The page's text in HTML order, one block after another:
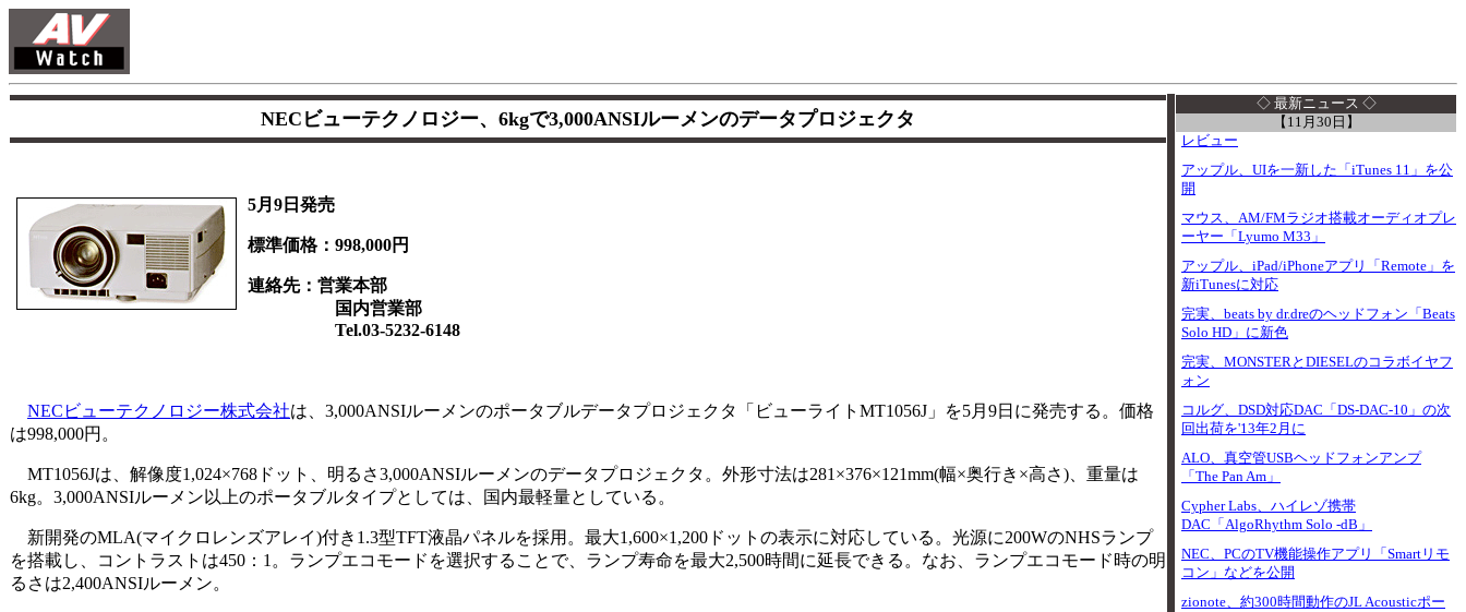
NECビューテクノロジー、6kgで3,000ANSIルーメンのデータプロジェクタ
5月9日発売
標準価格：998,000円
連絡先：営業本部
国内営業部
Tel.03-5232-6148
NECビューテクノロジー株式会社は、3,000ANSIルーメンのポータブルデータプロジェクタ「ビューライトMT1056J」を5月9日に発売する。価格
は998,000円。
MT1056Jは、解像度1,024×768ドット、明るさ3,000ANSIルーメンのデータプロジェクタ。外形寸法は281×376×121mm(幅×奥行き×高さ)、重量は
6kg。3,000ANSIルーメン以上のポータブルタイプとしては、国内最軽量としている。
新開発のMLA(マイクロレンズアレイ)付き1.3型TFT液晶パネルを採用。最大1,600×1,200ドットの表示に対応している。光源に200WのNHSランプ
を搭載し、コントラストは450：1。ランプエコモードを選択することで、ランプ寿命を最大2,500時間に延長できる。なお、ランプエコモード時の明
るさは2,400ANSIルーメン。
◇ 最新ニュース ◇
【11月30日】
レビュー
アップル、UIを一新した「iTunes 11」を公
開
マウス、AM/FMラジオ搭載オーディオプレ
ーヤー「Lyumo M33」
アップル、iPad/iPhoneアプリ「Remote」を
新iTunesに対応
完実、beats by dr.dreのヘッドフォン「Beats
Solo HD」に新色
完実、MONSTERとDIESELのコラボイヤフ
ォン
コルグ、DSD対応DAC「DS-DAC-10」の次
回出荷を'13年2月に
ALO、真空管USBヘッドフォンアンプ
「The Pan Am」
Cypher Labs、ハイレゾ携帯
DAC「AlgoRhythm Solo -dB」
NEC、PCのTV機能操作アプリ「Smartリモ
コン」などを公開
zionote、約300時間動作のJL Acousticポー